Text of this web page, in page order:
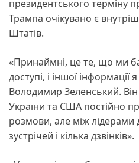
президентського терміну
Трампа очікувано є
Штатів.
«Принаймні, це те, що ми
доступі, і іншої
Володимир Зеленський.
України та США постійно
розмови, але між лідерами
зустрічей і кілька дзвінків».